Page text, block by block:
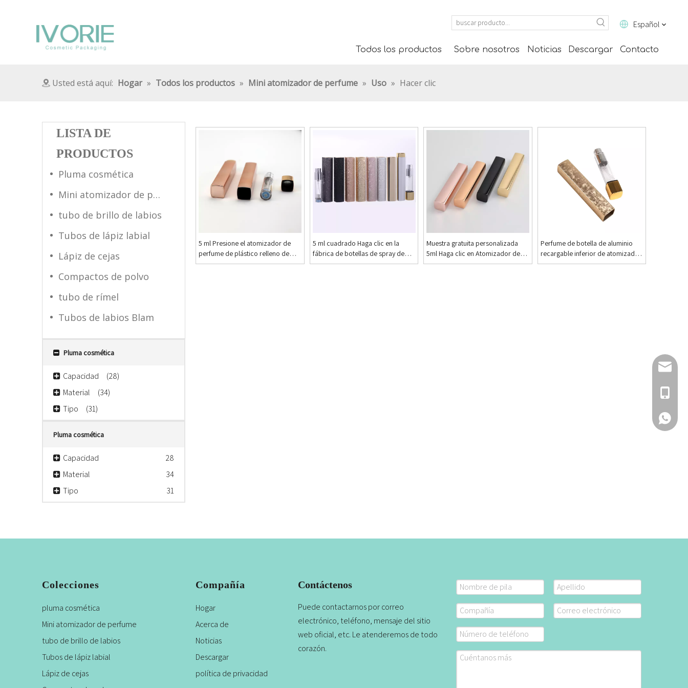
Español
Todos los productos Sobre nosotros Noticias Descargar Contacto
Usted está aquí: Hogar » Todos los productos » Mini atomizador de perfume » Uso » Hacer clic
LISTA DE
PRODUCTOS
Pluma cosmética
Mini atomizador de perfume
tubo de brillo de labios
Tubos de lápiz labial
Lápiz de cejas
Compactos de polvo
tubo de rímel
Tubos de labios Blam
Pluma cosmética
Capacidad
(28)
Material
(34)
Tipo
(31)
Pluma cosmética
Capacidad
28
Material
34
Tipo
31
5 ml Presione el atomizador de
perfume de plástico relleno de
fondo cuadrado
5 ml cuadrado Haga clic en la
fábrica de botellas de spray de
atomizador llena de perfume.
Muestra gratuita personalizada
5ml Haga clic en Atomizador de
perfume Botella de spray de
Perfume de botella de aluminio
recargable inferior de atomizador
de perfume de clic de lujo vacío
¡Hola!
Colecciones
pluma cosmética
Mini atomizador de perfume
tubo de brillo de labios
Tubos de lápiz labial
Lápiz de cejas
Compañía
Hogar
Acerca de
Noticias
Descargar
política de privacidad
Contáctenos
Puede contactarnos por correo
electrónico, teléfono, mensaje del sitio
web oficial, etc. Le atenderemos de todo
corazón.